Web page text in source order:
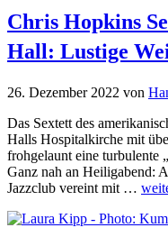
Chris Hopkins
Hall: Lustige
26. Dezember 2022 von
Das Sextett des
Halls Hospitalkirche mit
frohgelaunt eine
Ganz nah an Heiligabend:
Jazzclub vereint mit …